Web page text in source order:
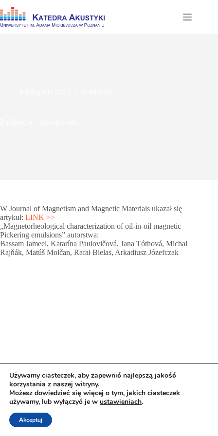
do
treści
W Journal of Magnetism and Magnetic Materials ukazał się
artykuł: LINK >>
„Magnetorheological characterization of oil-in-oil magnetic
Pickering emulsions” autorstwa:
Bassam Jameel, Katarína Paulovičová, Jana Tóthová, Michal
Rajňák, Matúš Molčan, Rafał Bielas, Arkadiusz Józefczak
Używamy ciasteczek, aby zapewnić najlepszą jakość
korzystania z naszej witryny.
Możesz dowiedzieć się więcej o tym, jakich ciasteczek
używamy, lub wyłączyć je w ustawieniach.
Akceptuj